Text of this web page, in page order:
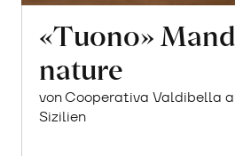
«Tuono»
nature
von Cooperativa Valdibella
Sizilien